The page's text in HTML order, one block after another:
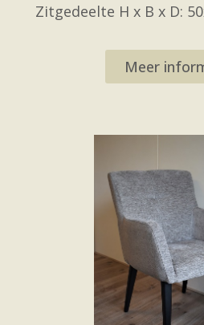
Zitgedeelte H x B x D:
Meer